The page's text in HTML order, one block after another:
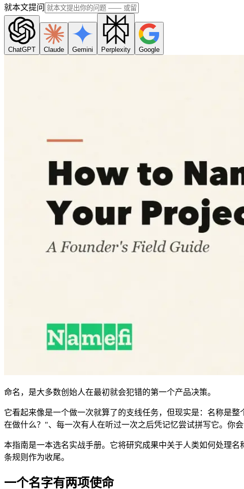
就本文提问
ChatGPT Claude Gemini Perplexity Google
命名，是大多数创始人在最初就会犯错的第一个产品决策。
它看起来像是一个做一次就算了的支线任务，但现实是：名称是
在做什么？"、每一次有人在听过一次之后凭记忆尝试拼写它。你
本指南是一本选名实战手册。它将研究成果中关于人类如何处理
条规则作为收尾。
一个名字有两项使命